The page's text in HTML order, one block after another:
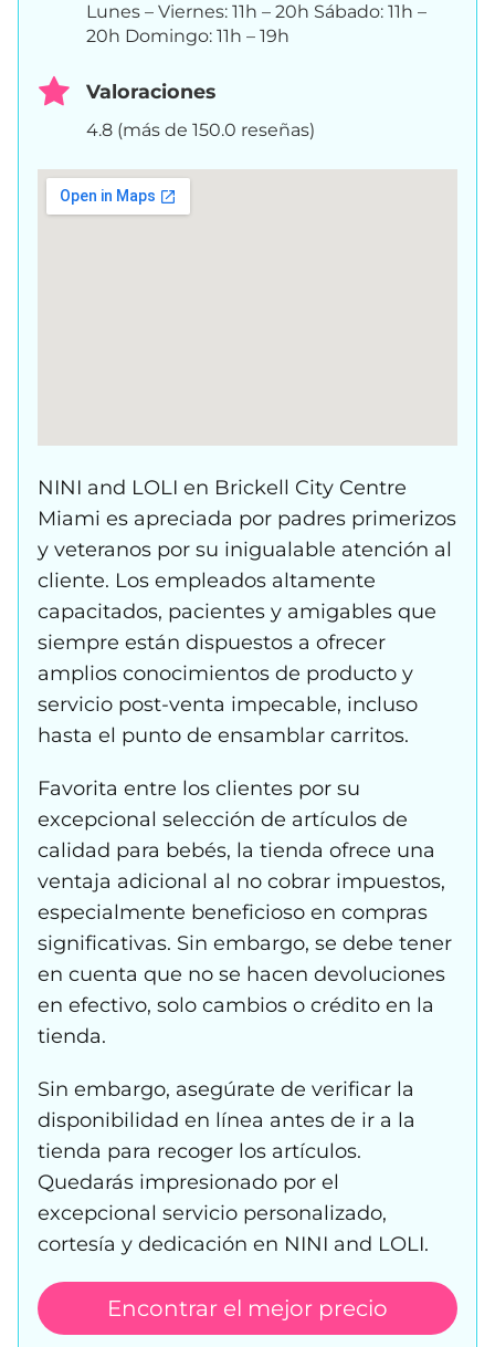
Lunes – Viernes: 11h – 20h Sábado: 11h –
20h Domingo: 11h – 19h
Valoraciones
4.8 (más de 150.0 reseñas)
NINI and LOLI en Brickell City Centre
Miami es apreciada por padres primerizos
y veteranos por su inigualable atención al
cliente. Los empleados altamente
capacitados, pacientes y amigables que
siempre están dispuestos a ofrecer
amplios conocimientos de producto y
servicio post-venta impecable, incluso
hasta el punto de ensamblar carritos.
Favorita entre los clientes por su
excepcional selección de artículos de
calidad para bebés, la tienda ofrece una
ventaja adicional al no cobrar impuestos,
especialmente beneficioso en compras
significativas. Sin embargo, se debe tener
en cuenta que no se hacen devoluciones
en efectivo, solo cambios o crédito en la
tienda.
Sin embargo, asegúrate de verificar la
disponibilidad en línea antes de ir a la
tienda para recoger los artículos.
Quedarás impresionado por el
excepcional servicio personalizado,
cortesía y dedicación en NINI and LOLI.
Encontrar el mejor precio